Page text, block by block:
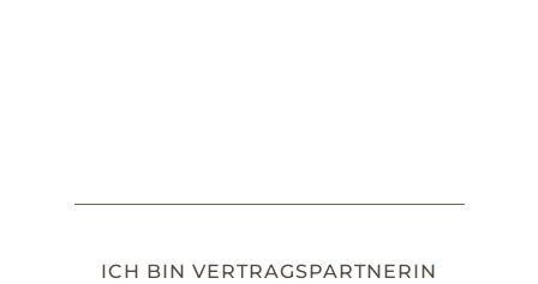
ICH BIN VERTRAGSPARTNERIN